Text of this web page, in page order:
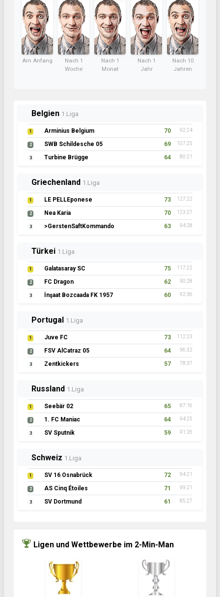
Am Anfang
Nach 1
Woche
Nach 1
Monat
Nach 1
Jahr
Nach 10
Jahren
Belgien 1.Liga
1 Arminius Belgium 70 92:24
2 SWB Schildesche 05 69 107:25
3 Turbine Brügge 64 80:21
Griechenland 1.Liga
1 LE PELLEponese 73 127:22
2 Nea Karia 70 123:27
3 >GerstenSaftKommando 63 94:28
Türkei 1.Liga
1 Galatasaray SC 75 117:22
2 FC Dragon 62 90:28
3 İnşaat Bozcaada FK 1957 60 92:36
Portugal 1.Liga
1 Juve FC 73 112:23
2 FSV AlCatraz 05 64 96:32
3 Zentkickers 57 78:37
Russland 1.Liga
1 Seebär 02 65 87:16
2 1. FC Maniac 64 94:25
3 SV Sputnik 59 91:26
Schweiz 1.Liga
1 SV 16 Osnabrück 72 94:21
2 AS Cinq Étoiles 71 99:21
3 SV Dortmund 61 85:27
Ligen und Wettbewerbe im 2-Min-Man